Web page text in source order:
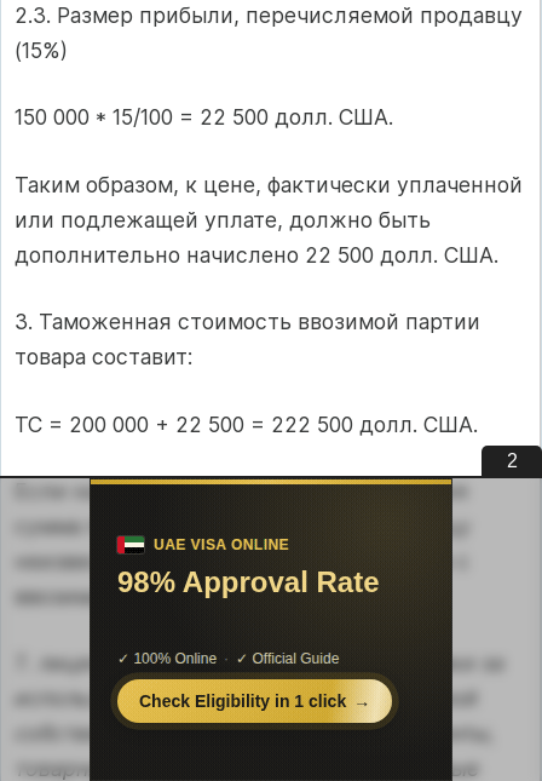
2.3. Размер прибыли, перечисляемой продавцу
(15%)
150 000 * 15/100 = 22 500 долл. США.
Таким образом, к цене, фактически уплаченной
или подлежащей уплате, должно быть
дополнительно начислено 22 500 долл. США.
3. Таможенная стоимость ввозимой партии
товара составит:
ТС = 200 000 + 22 500 = 222 500 долл. США.
Если на момент таможенного оформления
сумма прибыли, перечисляемой продавцу
неизвестна, метод по стоимости сделки с
ввозимым товаром не применяется
. лицензионные и иные подобные платежи за
использование объектов интеллектуальной
собственности (включая платежи за патенты,
товарные знаки, авторские права), которые
1